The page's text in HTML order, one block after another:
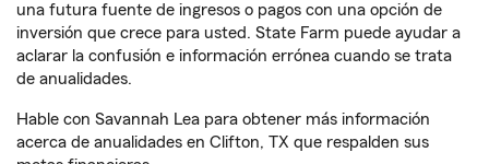
una futura fuente de ingresos o pagos con una opción de
inversión que crece para usted. State Farm puede ayudar a
aclarar la confusión e información errónea cuando se trata
de anualidades.
Hable con Savannah Lea para obtener más información
acerca de anualidades en Clifton, TX que respalden sus